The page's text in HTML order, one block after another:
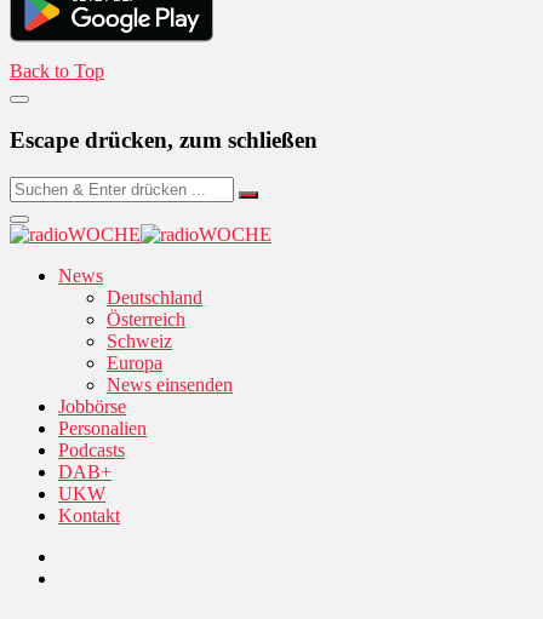
Back to Top
Escape drücken, zum schließen
News
Deutschland
Österreich
Schweiz
Europa
News einsenden
Jobbörse
Personalien
Podcasts
DAB+
UKW
Kontakt